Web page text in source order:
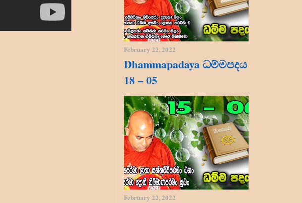
February 22, 2022
Dhammapadaya ධම්මපදය
18 – 05
February 22, 2022